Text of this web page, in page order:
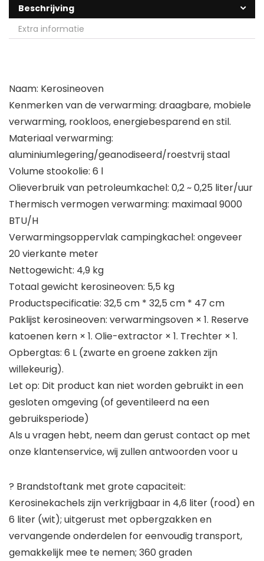
Beschrijving
Extra informatie
Naam: Kerosineoven
Kenmerken van de verwarming: draagbare, mobiele
verwarming, rookloos, energiebesparend en stil.
Materiaal verwarming:
aluminiumlegering/geanodiseerd/roestvrij staal
Volume stookolie: 6 l
Olieverbruik van petroleumkachel: 0,2 ~ 0,25 liter/uur
Thermisch vermogen verwarming: maximaal 9000
BTU/H
Verwarmingsoppervlak campingkachel: ongeveer
20 vierkante meter
Nettogewicht: 4,9 kg
Totaal gewicht kerosineoven: 5,5 kg
Productspecificatie: 32,5 cm * 32,5 cm * 47 cm
Paklijst kerosineoven: verwarmingsoven × 1. Reserve
katoenen kern × 1. Olie-extractor × 1. Trechter × 1.
Opbergtas: 6 L (zwarte en groene zakken zijn
willekeurig).
Let op: Dit product kan niet worden gebruikt in een
gesloten omgeving (of geventileerd na een
gebruiksperiode)
Als u vragen hebt, neem dan gerust contact op met
onze klantenservice, wij zullen antwoorden voor u
? Brandstoftank met grote capaciteit:
Kerosinekachels zijn verkrijgbaar in 4,6 liter (rood) en
6 liter (wit); uitgerust met opbergzakken en
vervangende onderdelen for eenvoudig transport,
gemakkelijk mee te nemen; 360 graden